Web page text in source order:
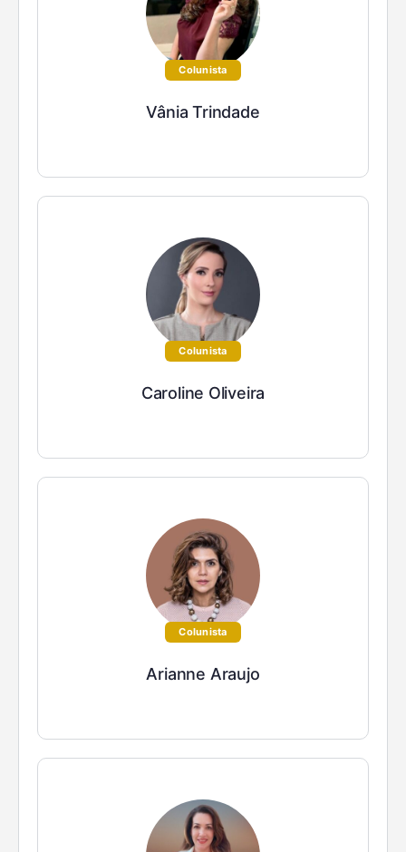
Colunista
Vânia Trindade
Colunista
Caroline Oliveira
Colunista
Arianne Araujo